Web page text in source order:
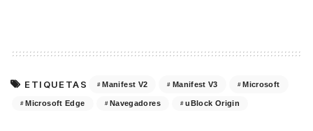
ETIQUETAS Manifest V2 Manifest V3 Microsoft
Microsoft Edge Navegadores uBlock Origin